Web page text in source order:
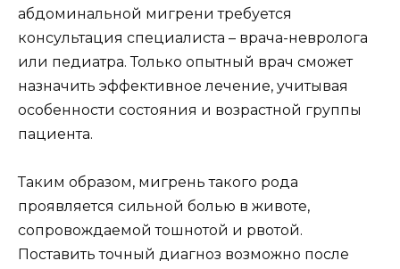
абдоминальной мигрени требуется
консультация специалиста – врача-невролога
или педиатра. Только опытный врач сможет
назначить эффективное лечение, учитывая
особенности состояния и возрастной группы
пациента.
Таким образом, мигрень такого рода
проявляется сильной болью в животе,
сопровождаемой тошнотой и рвотой.
Поставить точный диагноз возможно после